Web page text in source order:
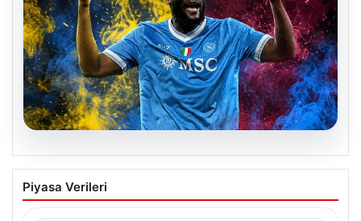
07.08.2026
Fenerbahçe istemişti, Trabzonspor
Lukaku’yu da alıyor!
Piyasa Verileri